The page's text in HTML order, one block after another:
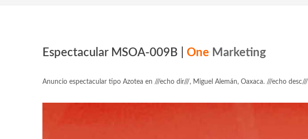
Espectacular MSOA-009B | One Marketing
Anuncio espectacular tipo Azotea en ///echo dir///, Miguel Alemán, Oaxaca. ///echo desc///